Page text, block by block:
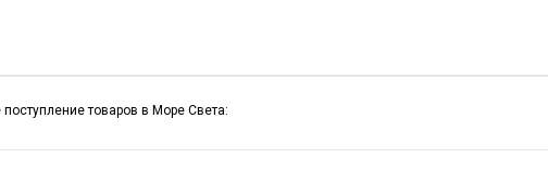
товаров в Море Света: